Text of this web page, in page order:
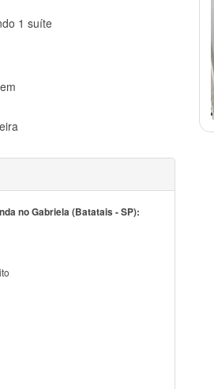
1 suíte
no Gabriela (Batatais - SP):